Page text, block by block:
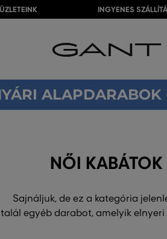
ÜZLETEINK INGYENES
ALAPDARABOK
NŐI KABÁTOK
Sajnáljuk, de ez a kategória
egyéb darabot, amelyik